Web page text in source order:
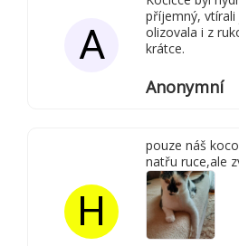
A
příjemný,
olizovala i z
krátce.
Anonymní
H
pouze náš
natřu ruce,ale